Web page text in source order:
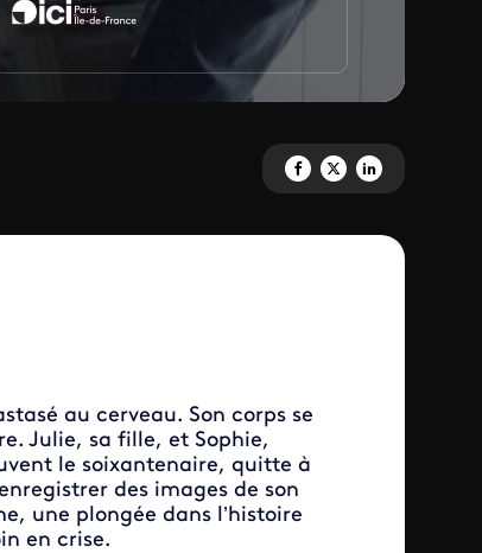
Partagez 'Nos vies
Partagez 'Nos vies
Partagez 'Nos vies
au cerveau. Son corps se
Julie, sa fille, et Sophie,
le soixantenaire, quitte à
des images de son
une plongée dans l’histoire
en crise.